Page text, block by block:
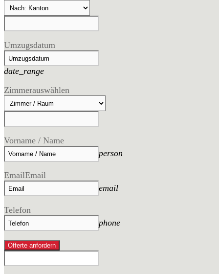
Umzugsdatum
date_range
Zimmerauswählen
Vorname / Name
person
EmailEmail
email
Telefon
phone
Offerte anfordern